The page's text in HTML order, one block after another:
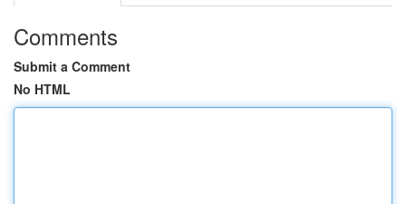
Comments
Submit a Comment
No HTML